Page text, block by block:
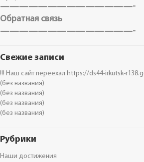
——————————————-
Обратная связь
——————————————-
Свежие записи
!!! Наш сайт переехал https://ds44-irkutsk-
(без названия)
(без названия)
(без названия)
(без названия)
Рубрики
Наши достижения